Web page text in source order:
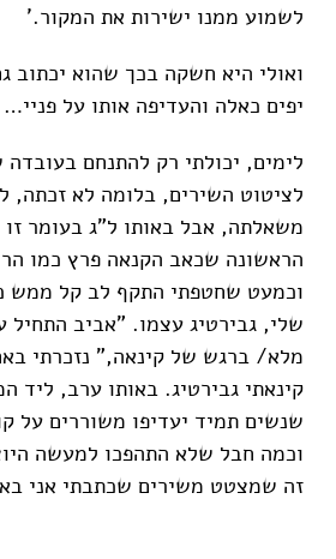
לשמוע ממנו ישירות את המקור.'
ואולי היא חשקה בכך שהוא יכתוב
יפים כאלה והעדיפה אותו על פניי…
לימים, יכולתי רק להתנחם
לציטוט השירים, בלומה לא זכתה,
משאלתה, אבל באותו ל"ג בעומר
הראשונה שכאב הקנאה פרץ כמו
וכמעט שחטפתי התקף לב קל ממש
שלי, גבירטיג עצמו. "אביב התחיל
מלא/ ברגש של קינאה," נזכרתי
קינאתי גבירטיג. באותו ערב, ליד
שנשים תמיד יעדיפו משוררים על
וכמה חבל שלא התהפכו למעשה
זה שמצטט משירים שכתבתי אני